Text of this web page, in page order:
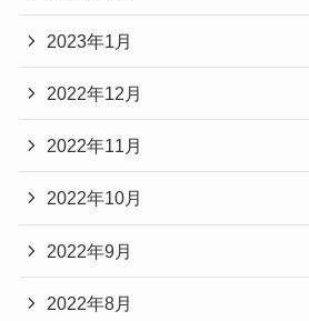
2023年1月
2022年12月
2022年11月
2022年10月
2022年9月
2022年8月